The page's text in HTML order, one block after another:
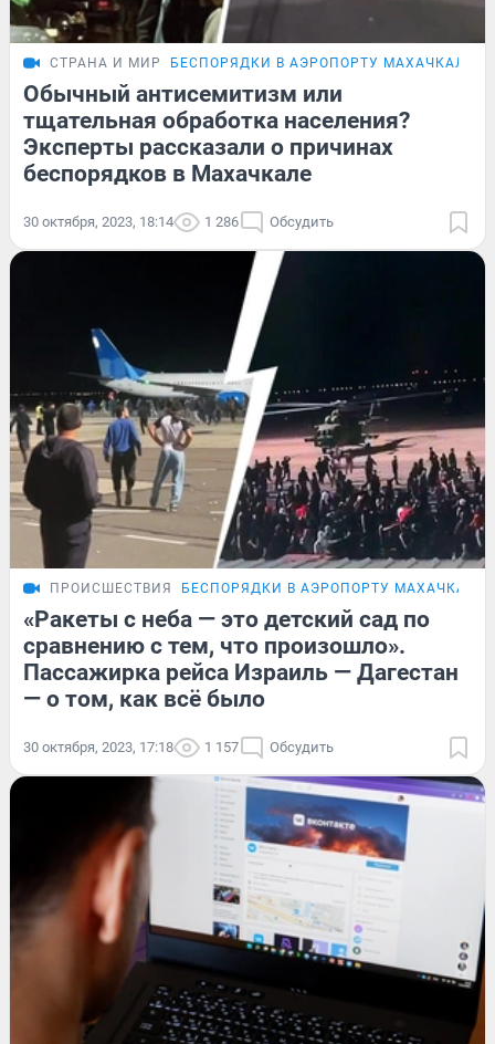
СТРАНА И МИР БЕСПОРЯДКИ В АЭРОПОРТУ МАХАЧКАЛЫ
Обычный антисемитизм или
тщательная обработка населения?
Эксперты рассказали о причинах
беспорядков в Махачкале
30 октября, 2023, 18:14 1 286 Обсудить
ПРОИСШЕСТВИЯ БЕСПОРЯДКИ В АЭРОПОРТУ МАХАЧКАЛЫ
«Ракеты с неба — это детский сад по
сравнению с тем, что произошло».
Пассажирка рейса Израиль — Дагестан
— о том, как всё было
30 октября, 2023, 17:18 1 157 Обсудить